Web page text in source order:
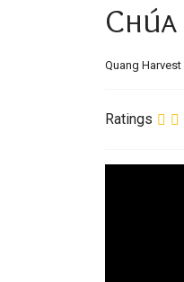
Quang Harvest
Ratings